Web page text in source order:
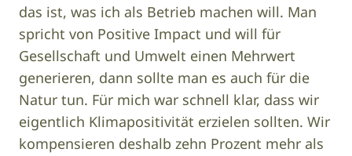
das ist, was ich als Betrieb machen will. Man
spricht von Positive Impact und will für
Gesellschaft und Umwelt einen Mehrwert
generieren, dann sollte man es auch für die
Natur tun. Für mich war schnell klar, dass wir
eigentlich Klimapositivität erzielen sollten. Wir
kompensieren deshalb zehn Prozent mehr als